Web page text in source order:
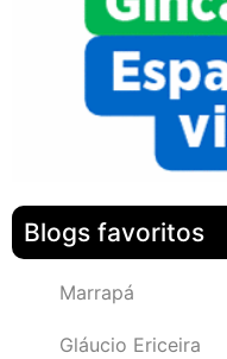
Blogs favoritos
Marrapá
Gláucio Ericeira